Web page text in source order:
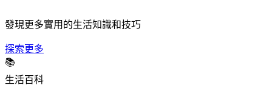
發現更多實用的生活知識和技巧
探索更多
📚
生活百科